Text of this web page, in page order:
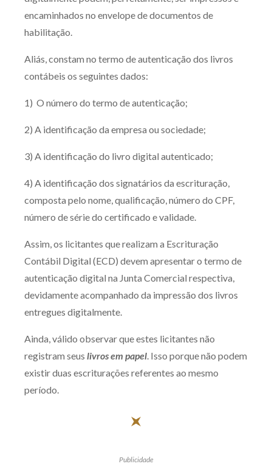
encaminhados no envelope de documentos de
habilitação.
Aliás, constam no termo de autenticação dos livros
contábeis os seguintes dados:
1) O número do termo de autenticação;
2) A identificação da empresa ou sociedade;
3) A identificação do livro digital autenticado;
4) A identificação dos signatários da escrituração,
composta pelo nome, qualificação, número do CPF,
número de série do certificado e validade.
Assim, os licitantes que realizam a Escrituração
Contábil Digital (ECD) devem apresentar o termo de
autenticação digital na Junta Comercial respectiva,
devidamente acompanhado da impressão dos livros
entregues digitalmente.
Ainda, válido observar que estes licitantes não
registram seus livros em papel. Isso porque não podem
existir duas escriturações referentes ao mesmo
período.
Publicidade